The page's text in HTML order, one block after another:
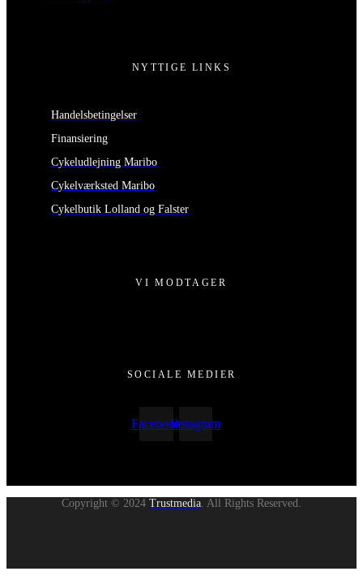
NYTTIGE LINKS
Handelsbetingelser
Finansiering
Cykeludlejning Maribo
Cykelværksted Maribo
Cykelbutik Lolland og Falster
VI MODTAGER
SOCIALE MEDIER
FacebookInstagram
Copyright © 2024 Trustmedia . All Rights Reserved.